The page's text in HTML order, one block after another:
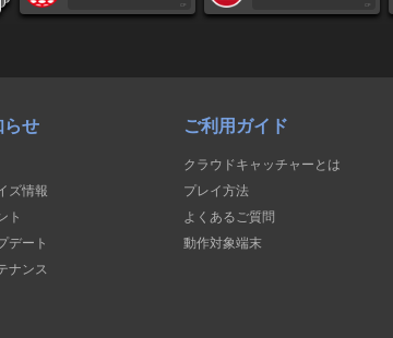
CP CP
らせ
ズ情報
ト
デート
ナンス
ご利用ガイド
クラウドキャッチャーとは
プレイ方法
よくあるご質問
動作対象端末